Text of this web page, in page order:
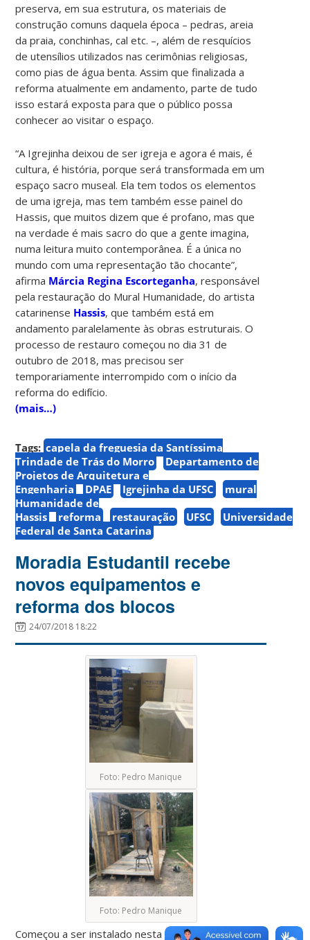
preserva, em sua estrutura, os materiais de
construção comuns daquela época – pedras, areia
da praia, conchinhas, cal etc. –, além de resquícios
de utensílios utilizados nas cerimônias religiosas,
como pias de água benta. Assim que finalizada a
reforma atualmente em andamento, parte de tudo
isso estará exposta para que o público possa
conhecer ao visitar o espaço.
“A Igrejinha deixou de ser igreja e agora é mais, é
cultura, é história, porque será transformada em um
espaço sacro museal. Ela tem todos os elementos
de uma igreja, mas tem também esse painel do
Hassis, que muitos dizem que é profano, mas que
na verdade é mais sacro do que a gente imagina,
numa leitura muito contemporânea. É a única no
mundo com uma representação tão chocante”,
afirma Márcia Regina Escorteganha, responsável
pela restauração do Mural Humanidade, do artista
catarinense Hassis, que também está em
andamento paralelamente às obras estruturais. O
processo de restauro começou no dia 31 de
outubro de 2018, mas precisou ser
temporariamente interrompido com o início da
reforma do edifício.
(mais…)
Tags: capela da freguesia da Santíssima
Trindade de Trás do Morro
Departamento de
Projetos de Arquitetura e
Engenharia
DPAE Igrejinha da UFSC
mural
Humanidade de
Hassis
reforma restauração UFSC
Universidade
Federal de Santa Catarina
Moradia Estudantil recebe
novos equipamentos e
reforma dos blocos
24/07/2018 18:22
Foto: Pedro Manique
Foto: Pedro Manique
Começou a ser instalado nesta terça-feira, 24 de